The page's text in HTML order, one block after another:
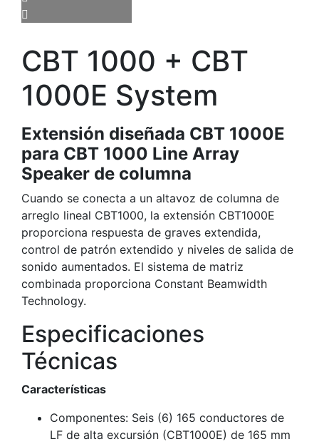
CBT 1000 + CBT
1000E System
Extensión diseñada CBT 1000E
para CBT 1000 Line Array
Speaker de columna
Cuando se conecta a un altavoz de columna de
arreglo lineal CBT1000, la extensión CBT1000E
proporciona respuesta de graves extendida,
control de patrón extendido y niveles de salida de
sonido aumentados. El sistema de matriz
combinada proporciona Constant Beamwidth
Technology.
Especificaciones
Técnicas
Características
Componentes: Seis (6) 165 conductores de
LF de alta excursión (CBT1000E) de 165 mm